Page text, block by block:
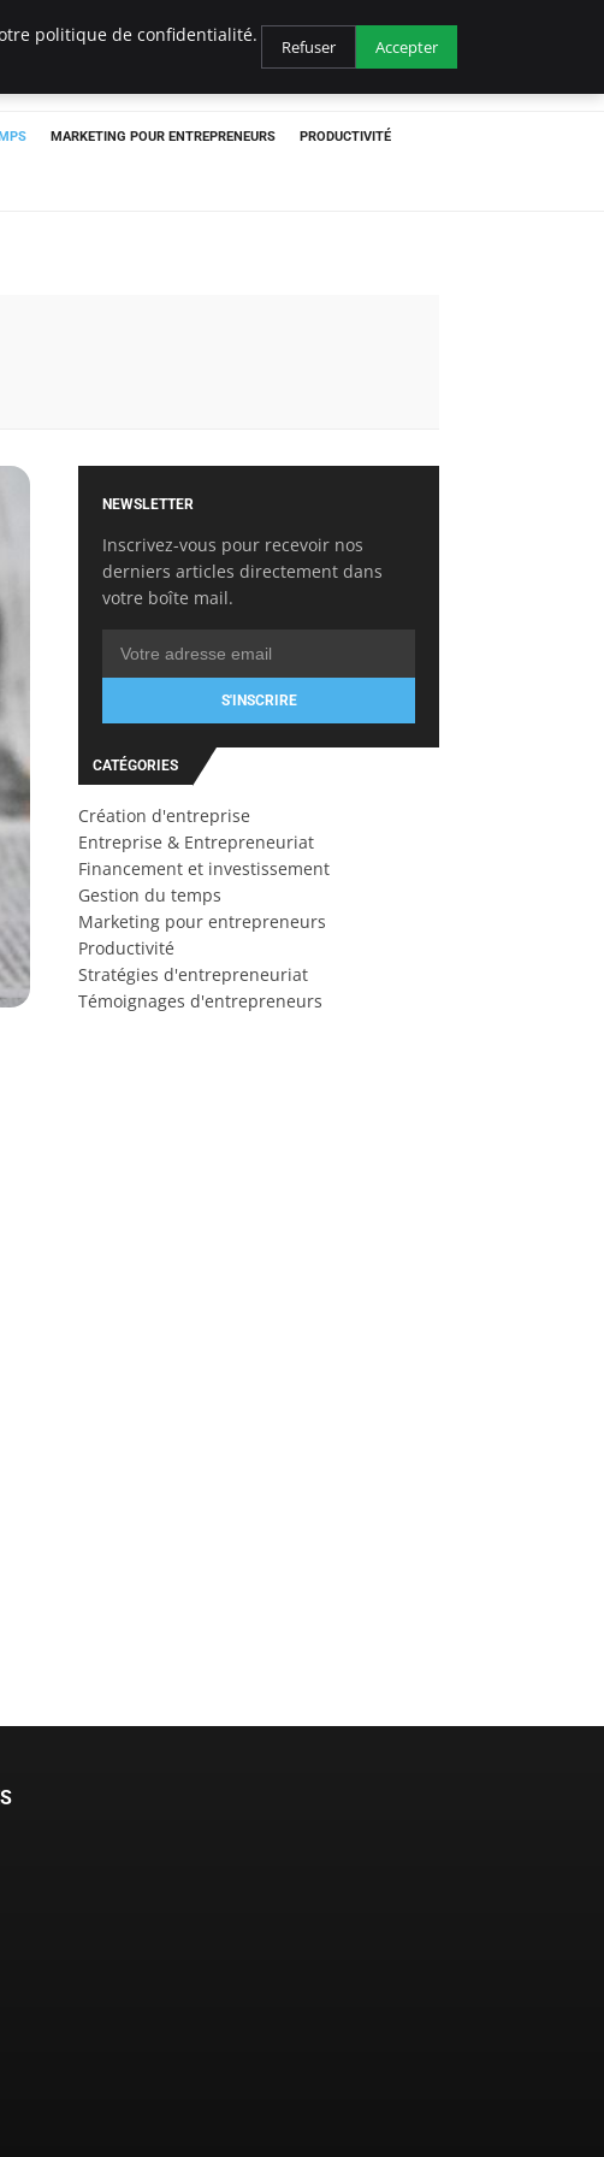
MARKETING POUR ENTREPRENEURS PRODUCTIVITÉ
NEWSLETTER
Inscrivez-vous pour recevoir nos
derniers articles directement dans
votre boîte mail.
S'INSCRIRE
CATÉGORIES
Création d'entreprise
Entreprise & Entrepreneuriat
Financement et investissement
Gestion du temps
Marketing pour entrepreneurs
Productivité
Stratégies d'entrepreneuriat
Témoignages d'entrepreneurs
politique de confidentialité.
Refuser Accepter